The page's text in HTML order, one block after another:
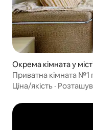
Окрема кімната у
Приватна кімната №1
Ціна/якість ·